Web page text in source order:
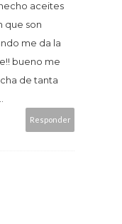
aceites
que son
me da la
bueno me
de tanta
Responder